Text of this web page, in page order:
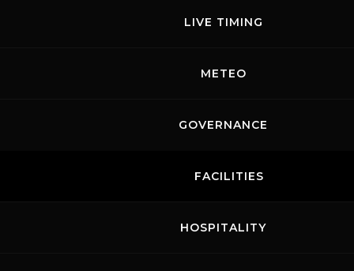
LIVE TIMING
METEO
GOVERNANCE
FACILITIES
HOSPITALITY